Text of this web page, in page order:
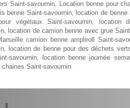
Saint-savournin, Location benne pour
benne Saint-savournin, location de
végétaux Saint-savournin, location
location de camion benne avec grue
camion benne ampliroll Saint-
location de benne pour des déchets
savournin, location benne journée
chaines Saint-savournin